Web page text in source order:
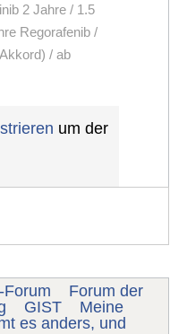
2 Jahre / 1.5
Regorafenib /
/ ab
um der
Forum
Forum der
GIST
Meine
es anders, und